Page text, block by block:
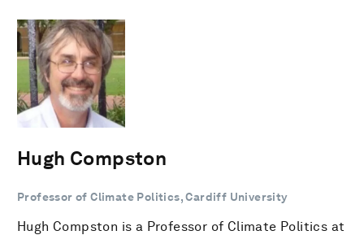
Hugh Compston
Professor of Climate Politics, Cardiff University
Hugh Compston is a Professor of Climate Politics at